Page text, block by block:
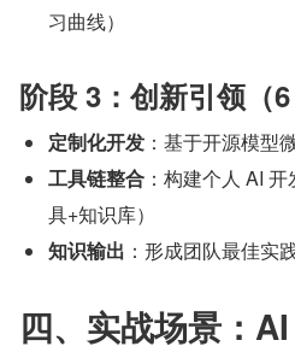
习曲线）
阶段 3：创新引领（6
定制化开发 ：基于开源模型
工具链整合 ：构建个人 AI
具+知识库）
知识输出 ：形成团队最佳实
四、实战场景：